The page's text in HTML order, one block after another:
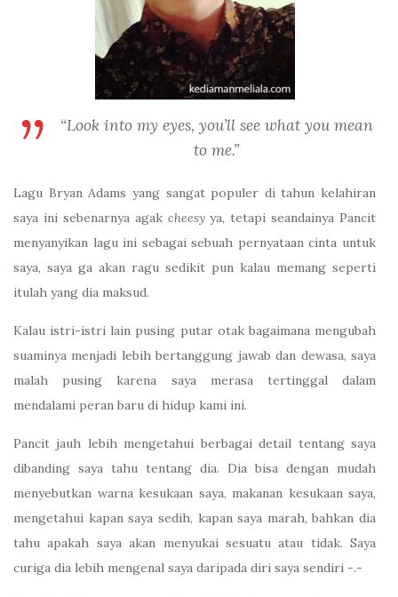
“Look into my eyes, you’ll see what you mean
to me.”
Lagu Bryan Adams yang sangat populer di tahun kelahiran
saya ini sebenarnya agak cheesyya, tetapi seandainya Pancit
menyanyikan lagu ini sebagai sebuah pernyataan cinta untuk
saya, saya ga akan ragu sedikit pun kalau memang seperti
itulah yang dia maksud.
Kalau istri-istri lain pusing putar otak bagaimana mengubah
suaminya menjadi lebih bertanggung jawab dan dewasa, saya
malah pusing karena saya merasa tertinggal dalam
mendalami peran baru di hidup kami ini.
Pancit jauh lebih mengetahui berbagai detail tentang saya
dibanding saya tahu tentang dia. Dia bisa dengan mudah
menyebutkan warna kesukaan saya, makanan kesukaan saya,
mengetahui kapan saya sedih, kapan saya marah, bahkan dia
tahu apakah saya akan menyukai sesuatu atau tidak. Saya
curiga dia lebih mengenal saya daripada diri saya sendiri -.-